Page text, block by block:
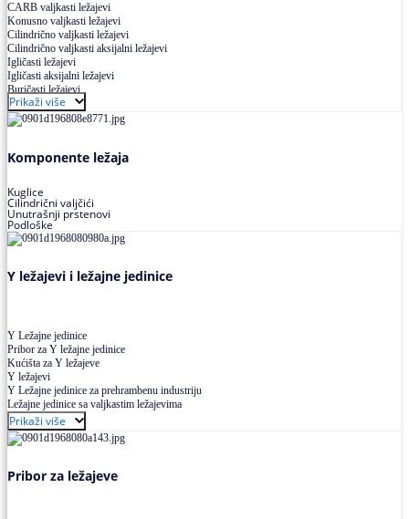
CARB valjkasti ležajevi
Konusno valjkasti ležajevi
Cilindrično valjkasti ležajevi
Cilindrično valjkasti aksijalni ležajevi
Igličasti ležajevi
Igličasti aksijalni ležajevi
Buričasti ležajevi
Buričasti zaptiveni ležajevi
Buričasti aksijalni ležajevi
Prikaži više
Komponente ležaja
Kuglice
Cilindrični valjčići
Unutrašnji prstenovi
Podloške
Y ležajevi i ležajne jedinice
Y Ležajne jedinice
Pribor za Y ležajne jedinice
Kućišta za Y ležajeve
Y ležajevi
Y Ležajne jedinice za prehrambenu industriju
Ležajne jedinice sa valjkastim ležajevima
Prikaži više
Pribor za ležajeve